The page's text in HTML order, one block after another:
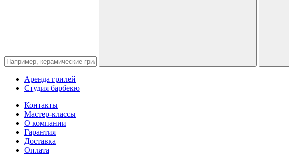
Аренда грилей
Студия барбекю
Контакты
Мастер-классы
О компании
Гарантия
Доставка
Оплата